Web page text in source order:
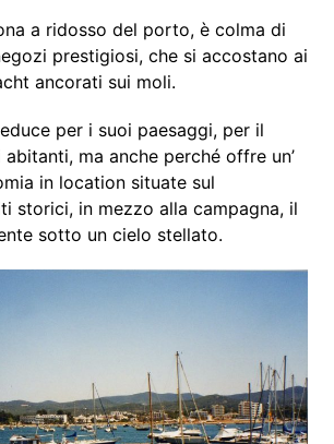
a ridosso del porto, è colma di
prestigiosi, che si accostano ai
ancorati sui moli.
per i suoi paesaggi, per il
ma anche perché offre un’
in location situate sul
storici, in mezzo alla campagna, il
sotto un cielo stellato.